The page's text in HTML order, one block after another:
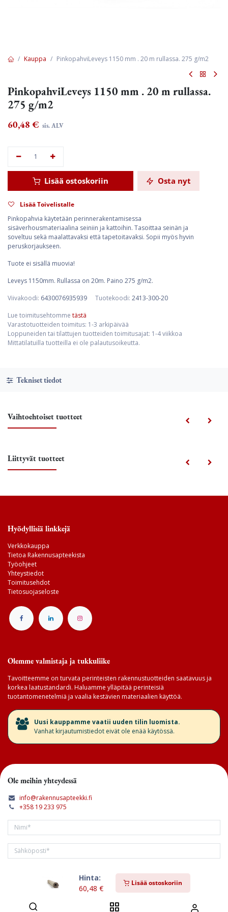
Hinta:
60,48 €
Lisää ostoskoriin
Kauppa PinkopahviLeveys 1150 mm . 20 m rullassa. 275 g/m2
PinkopahviLeveys 1150 mm . 20 m rullassa.
275 g/m2
60,48 € sis. ALV
Lisää ostoskoriin Osta nyt
Lisää Toivelistalle
Pinkopahvia käytetään perinnerakentamisessa
sisäverhousmateriaalina seiniin ja kattoihin. Tasoittaa seinän ja
soveltuu sekä maalattavaksi että tapetoitavaksi. Sopii myös hyvin
peruskorjaukseen.
Tuote ei sisällä muovia!
Leveys 1150mm. Rullassa on 20m. Paino 275 g/m2.
Viivakoodi: 6430076935939 Tuotekoodi: 2413-300-20
Lue toimitusehtomme tästä
Varastotuotteiden toimitus: 1-3 arkipäivää
Loppuneiden tai tilattujen tuotteiden toimitusajat: 1-4 viikkoa
Mittatilatuilla tuotteilla ei ole palautusoikeutta.
Tekniset tiedot
Vaihtoehtoiset tuotteet
Liittyvät tuotteet
Hyödyllisiä linkkejä
Verkkokauppa
Tietoa Rakennusapteekista
Työohjeet
Yhteystiedot
Toimitusehdot
Tietosuojaseloste
Olemme valmistaja ja tukkuliike
Tavoitteemme on turvata perinteisten rakennustuotteiden saatavuus ja
korkea laatustandardi. Haluamme ylläpitää perinteisiä
tuotantomenetelmiä ja vaalia kestävien materiaalien käyttöä.
​Uusi kauppamme vaatii uuden tilin luomista.
Vanhat kirjautumistiedot eivät ole enää käytössä.
Ole meihin yhteydessä
info@rakennusapteekki.fi
+358 19 233 975
Tilaa kirjeemme